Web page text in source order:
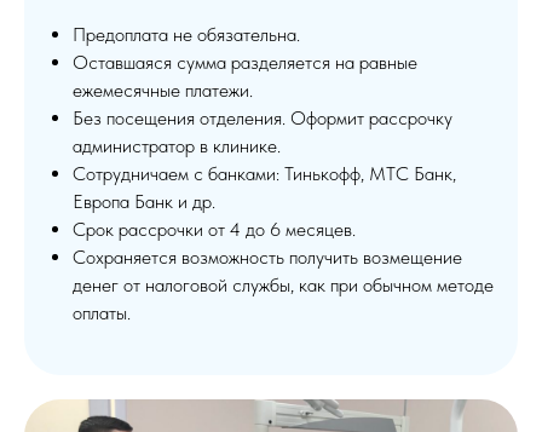
Предоплата не обязательна.
Оставшаяся сумма разделяется на равные
ежемесячные платежи.
Без посещения отделения. Оформит рассрочку
администратор в клинике.
Сотрудничаем с банками: Тинькофф, МТС Банк,
Европа Банк и др.
Срок рассрочки от 4 до 6 месяцев.
Сохраняется возможность получить возмещение
денег от налоговой службы, как при обычном методе
оплаты.